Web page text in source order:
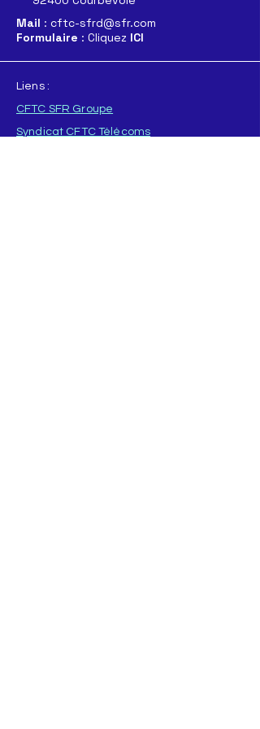
Mail : cftc-sfrd@sfr.com
Formulaire : Cliquez ICI
Liens :
CFTC SFR Groupe
Syndicat CFTC Télécoms